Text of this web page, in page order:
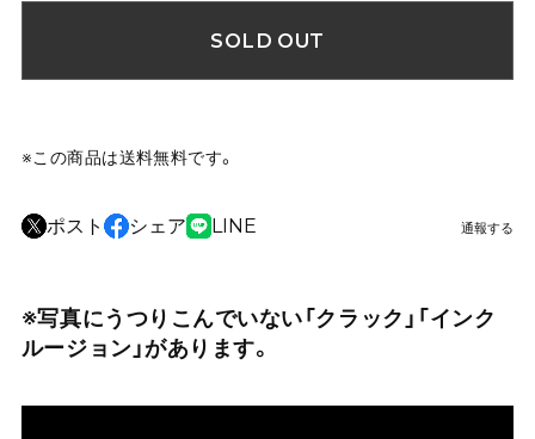
SOLD OUT
※この商品は送料無料です。
ポスト シェア LINE 通報する
※写真にうつりこんでいない「クラック」「インク
ルージョン」があります。